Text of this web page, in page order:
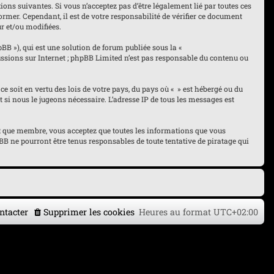
suivantes. Si vous n’acceptez pas d’être légalement lié par toutes ces
Cependant, il est de votre responsabilité de vérifier ce document
et/ou modifiées.
»), qui est une solution de forum publiée sous la «
sur Internet ; phpBB Limited n’est pas responsable du contenu ou
soit en vertu des lois de votre pays, du pays où « » est hébergé ou du
le jugeons nécessaire. L’adresse IP de tous les messages est
membre, vous acceptez que toutes les informations que vous
ne pourront être tenus responsables de toute tentative de piratage qui
Heures au format UTC+02:00
Supprimer les cookies